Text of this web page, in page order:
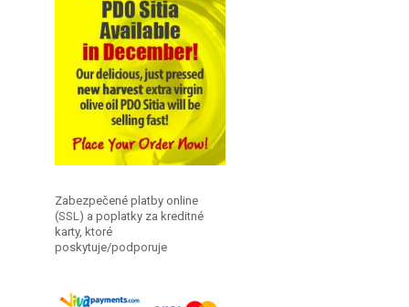
Zabezpečené platby online
(SSL) a poplatky za kreditné
karty, ktoré
poskytuje/podporuje